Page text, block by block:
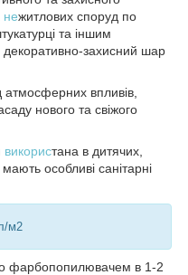
нежитлових споруд по
та іншим
захисний шар
атмосферних впливів,
нового та свіжого
використана в дитячих,
особливі санітарні
м2
фарбопопилювачем в 1-2